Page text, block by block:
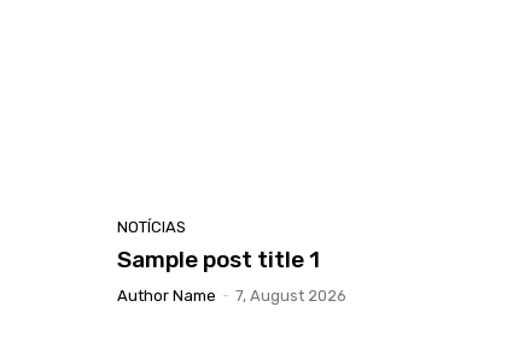
NOTÍCIAS
Sample post title 1
Author Name - 7, August 2026